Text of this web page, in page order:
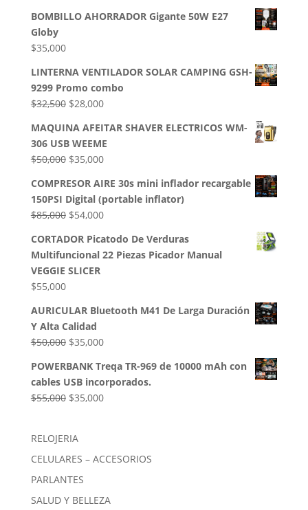
BOMBILLO AHORRADOR Gigante 50W E27
Globy
$35,000
LINTERNA VENTILADOR SOLAR CAMPING GSH-
9299 Promo combo
$32,500 El
original
era:
$32,500.
$28,000El
actual
es:
$28,000.
MAQUINA AFEITAR SHAVER ELECTRICOS WM-
306 USB WEEME
$50,000 El
original
era:
$50,000.
$35,000El
actual
es:
$35,000.
COMPRESOR AIRE 30s mini inflador recargable
150PSI Digital (portable inflator)
$85,000 El
original
era:
$85,000.
$54,000El
actual
es:
CORTADOR Picatodo De Verduras
Multifuncional 22 Piezas Picador Manual
VEGGIE SLICER
$55,000
AURICULAR Bluetooth M41 De Larga Duración
Y Alta Calidad
$50,000 El
original
era:
$50,000.
$35,000El
actual
es:
$35,000.
POWERBANK Treqa TR-969 de 10000 mAh con
cables USB incorporados.
$55,000 El
era:
$55,000.
$35,000El
$35,000.
RELOJERIA
CELULARES – ACCESORIOS
PARLANTES
SALUD Y BELLEZA